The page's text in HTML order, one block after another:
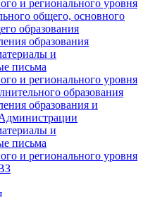
и регионального уровня
общего, основного
образования
образования
и
письма
и регионального уровня
образования
образования и
и
письма
и регионального уровня